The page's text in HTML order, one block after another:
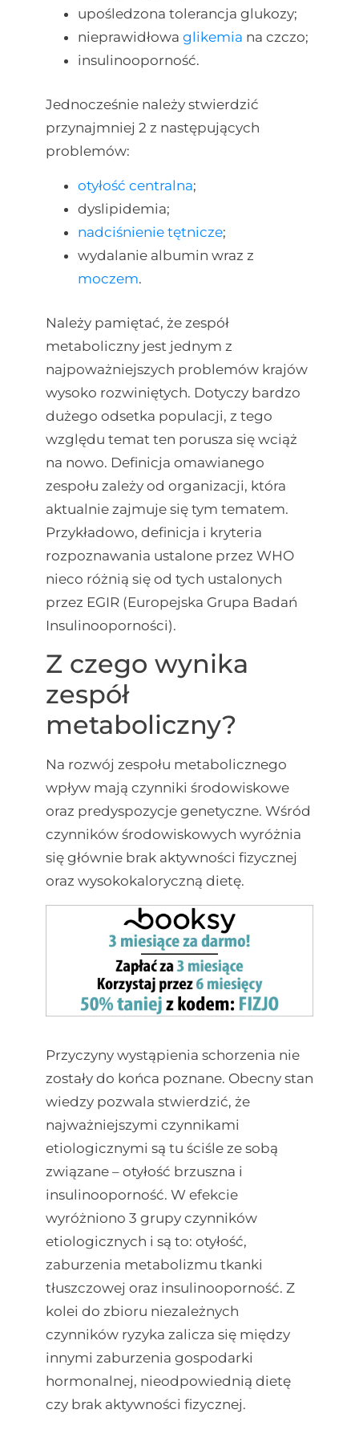
upośledzona tolerancja glukozy;
nieprawidłowa glikemia na czczo;
insulinooporność.
Jednocześnie należy stwierdzić
przynajmniej 2 z następujących
problemów:
otyłość centralna;
dyslipidemia;
nadciśnienie tętnicze;
wydalanie albumin wraz z
moczem.
Należy pamiętać, że zespół
metaboliczny jest jednym z
najpoważniejszych problemów krajów
wysoko rozwiniętych. Dotyczy bardzo
dużego odsetka populacji, z tego
względu temat ten porusza się wciąż
na nowo. Definicja omawianego
zespołu zależy od organizacji, która
aktualnie zajmuje się tym tematem.
Przykładowo, definicja i kryteria
rozpoznawania ustalone przez WHO
nieco różnią się od tych ustalonych
przez EGIR (Europejska Grupa Badań
Insulinooporności).
Z czego wynika
zespół
metaboliczny?
Na rozwój zespołu metabolicznego
wpływ mają czynniki środowiskowe
oraz predyspozycje genetyczne. Wśród
czynników środowiskowych wyróżnia
się głównie brak aktywności fizycznej
oraz wysokokaloryczną dietę.
Przyczyny wystąpienia schorzenia nie
zostały do końca poznane. Obecny stan
wiedzy pozwala stwierdzić, że
najważniejszymi czynnikami
etiologicznymi są tu ściśle ze sobą
związane – otyłość brzuszna i
insulinooporność. W efekcie
wyróżniono 3 grupy czynników
etiologicznych i są to: otyłość,
zaburzenia metabolizmu tkanki
tłuszczowej oraz insulinooporność. Z
kolei do zbioru niezależnych
czynników ryzyka zalicza się między
innymi zaburzenia gospodarki
hormonalnej, nieodpowiednią dietę
czy brak aktywności fizycznej.